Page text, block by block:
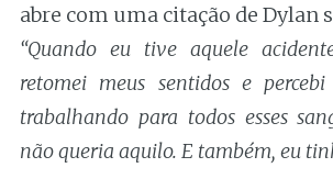
abre com uma citação de Dylan
“Quando eu tive aquele
retomei meus sentidos e
trabalhando para todos esses
não queria aquilo. E também, eu